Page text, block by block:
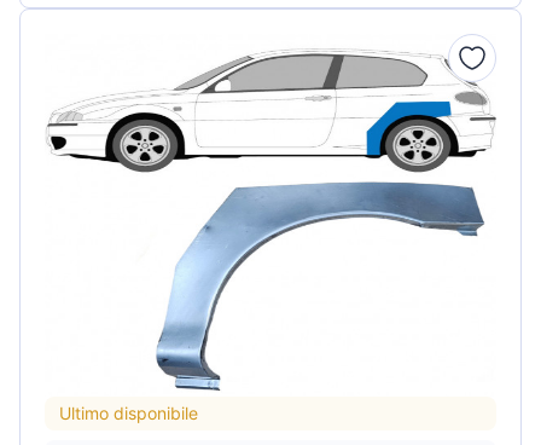
Ultimo disponibile